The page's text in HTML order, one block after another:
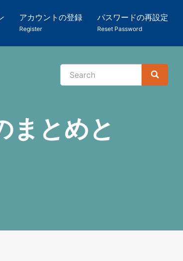
アカウントの登録
Register
パスワードの再設定
Reset Password
検
Search
Search
まとめと